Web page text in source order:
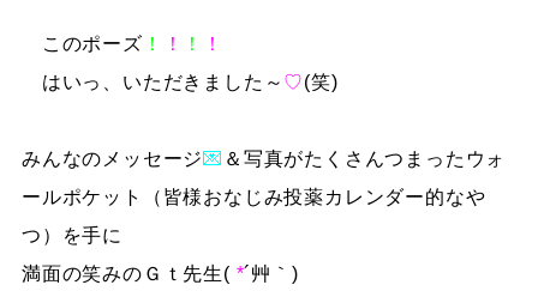
このポーズ ！ ！ ！
！
はいっ、いただきました～ ♡(笑)
みんなのメッセージ💌 ＆写真がたくさんつまったウォ
ールポケット（皆様おなじみ投薬カレンダー的なや
つ）を手に
満面の笑みのＧｔ先生( *´艸｀)